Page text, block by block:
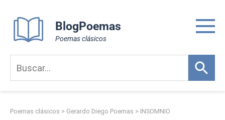
content
BlogPoemas
Poemas clásicos
Poemas clásicos > Gerardo Diego Poemas > INSOMNIO